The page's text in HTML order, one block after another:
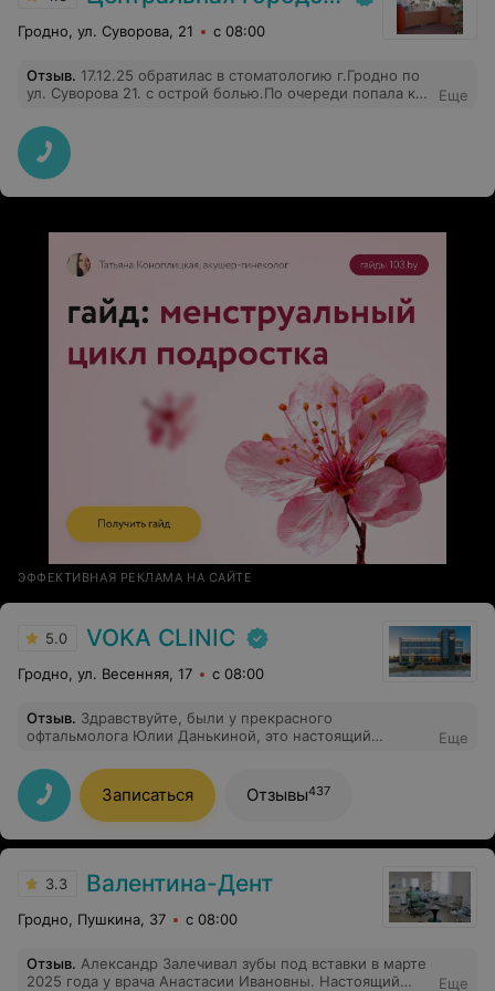
Гродно, ул. Суворова, 21 с 08:00
Отзыв. 17.12.25 обратилас в стоматологию г.Гродно по
ул. Суворова 21. с острой болью.По очереди попала к
огромную благодарность за понимание и чуткое
отношение к пациенту ( у меня проблемы с
позвоночником) ,за профессионализм,за "золотые "
руки в полном смысле этого слова .Низкий Вам поклон
уважаемая Анна Викторовна. Дай бог Вам крепкого
покорения вершин в вашей непростой
профессиональной деятельности. С уважением
Люцина.
Еще
ЭФФЕКТИВНАЯ РЕКЛАМА НА САЙТЕ
5.0 VOKA CLINIC
Гродно, ул. Весенняя, 17 с 08:00
Отзыв. Здравствуйте, были у прекрасного
офтальмолога Юлии Данькиной, это настоящий
человек, были с дочкой 10 лет, ребенок в полном
восторге. Мы очень счастливы что в центре появился
детский прием, теперь только к Юлечке, спасибо вам
за прекрасное обслуживание и такого замечательного
доктора
Еще
Записаться Отзывы437
3.3 Валентина-Дент
Гродно, Пушкина, 37 с 08:00
Отзыв. Александр Залечивал зубы под вставки в марте
2025 года у врача Анастасии Ивановны. Настоящий
Еще